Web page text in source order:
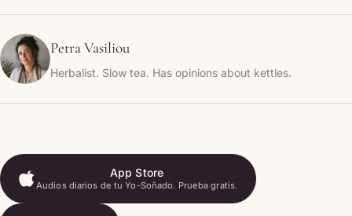
Petra Vasiliou
Herbalist. Slow tea. Has opinions about kettles.
App Store
Audios diarios de tu Yo-Soñado. Prueba gratis.
App Store